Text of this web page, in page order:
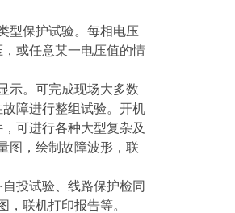
型保护试验。每相电压
或任意某一电压值的情
示。可完成现场大多数
障进行整组试验。开机
可进行各种大型复杂及
图，绘制故障波形，联
投试验、线路保护检同
，联机打印报告等。